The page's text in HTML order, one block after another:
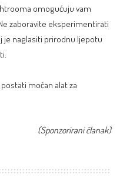
omogućuju vam
zaboravite eksperimentirati
je naglasiti prirodnu ljepotu
moćan alat za
(Sponzorirani članak)